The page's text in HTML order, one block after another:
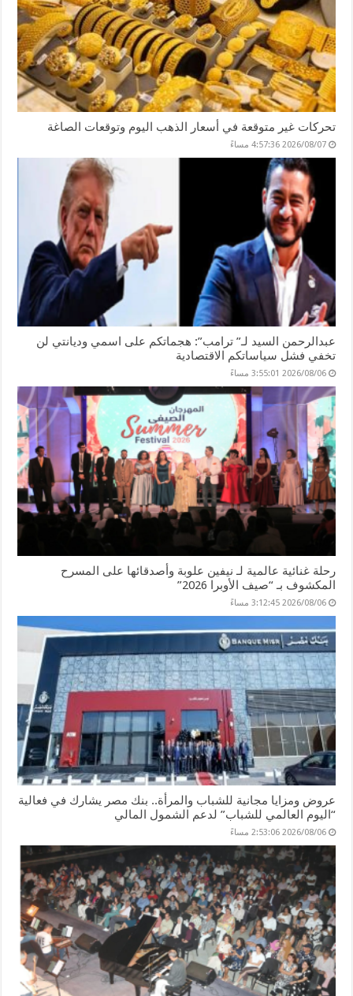
تحركات غير متوقعة في أسعار الذهب اليوم وتوقعات الصاغة
2026/08/07 4:57:36 مساءً
عبدالرحمن السيد لـ” ترامب”: هجماتكم على اسمي وديانتي لن
تخفي فشل سياساتكم الاقتصادية
2026/08/06 3:55:01 مساءً
رحلة غنائية عالمية لـ نيفين علوبة وأصدقائها على المسرح
المكشوف بـ “صيف الأوبرا 2026”
2026/08/06 3:12:45 مساءً
عروض ومزايا مجانية للشباب والمرأة.. بنك مصر يشارك في فعالية
“اليوم العالمي للشباب” لدعم الشمول المالي
2026/08/06 2:53:06 مساءً